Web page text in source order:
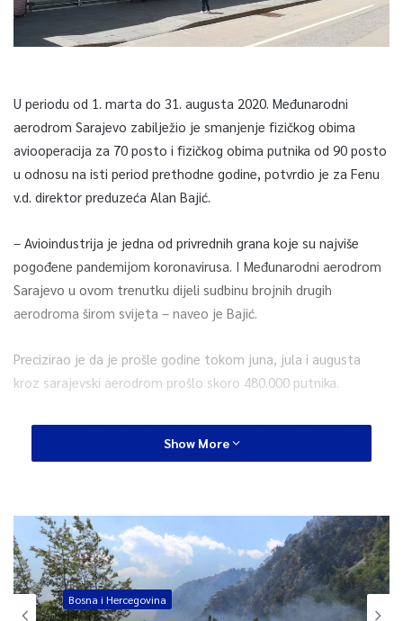
U periodu od 1. marta do 31. augusta 2020. Međunarodni
aerodrom Sarajevo zabilježio je smanjenje fizičkog obima
aviooperacija za 70 posto i fizičkog obima putnika od 90 posto
u odnosu na isti period prethodne godine, potvrdio je za Fenu
v.d. direktor preduzeća Alan Bajić.
– Avioindustrija je jedna od privrednih grana koje su najviše
pogođene pandemijom koronavirusa. I Međunarodni aerodrom
Sarajevo u ovom trenutku dijeli sudbinu brojnih drugih
aerodroma širom svijeta – naveo je Bajić.
Precizirao je da je prošle godine tokom juna, jula i augusta
kroz sarajevski aerodrom prošlo skoro 480.000 putnika.
– Zbog restriktivnih mjera koje su na snazi u većini zemalja
svijeta i vrlo kompliciranih uvjeta putovanja u pogledu
njih se nerado odlučuje za putovanja, posebno ona turistička.
Tako smo zaista tri mjeseca ove godine opslužili tek oko
39.000 putnika – rekao je Bajić.
Dodao je da je i broj avioprijevoznika bitno reduciran u odnosu
Show More
Bosna i Hercegovina